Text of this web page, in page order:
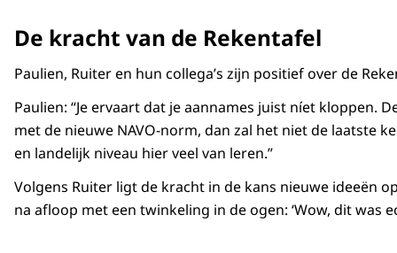
De kracht van de Rekentafel
Paulien, Ruiter en hun collega’s zijn positief over de
Paulien: “Je ervaart dat je aannames juist níet kloppen.
met de nieuwe NAVO-norm, dan zal het niet de laatste
en landelijk niveau hier veel van leren.”
Volgens Ruiter ligt de kracht in de kans nieuwe ideeën
na afloop met een twinkeling in de ogen: ‘Wow, dit was